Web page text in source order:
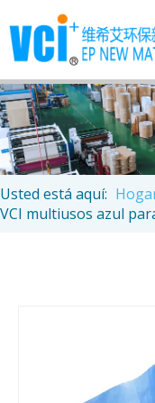
Usted está aquí:
VCI multiusos azul